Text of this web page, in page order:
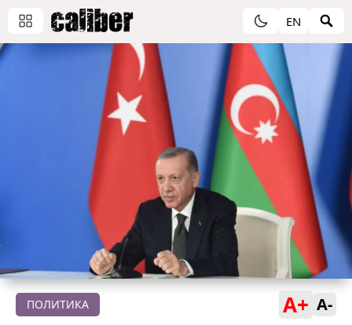
EN
ПОЛИТИКА A+ A-